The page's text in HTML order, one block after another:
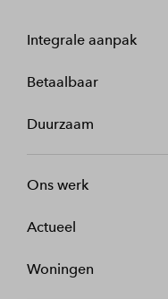
Integrale aanpak
Betaalbaar
Duurzaam
Ons werk
Actueel
Woningen